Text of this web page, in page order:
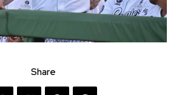
Share